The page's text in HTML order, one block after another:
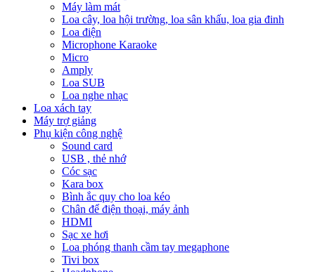
Máy làm mát
Loa cây, loa hội trường, loa sân khấu, loa gia đinh
Loa điện
Microphone Karaoke
Micro
Amply
Loa SUB
Loa nghe nhạc
Loa xách tay
Máy trợ giảng
Phụ kiện công nghệ
Sound card
USB , thẻ nhớ
Cóc sạc
Kara box
Bình ắc quy cho loa kéo
Chân để điện thoại, máy ảnh
HDMI
Sạc xe hơi
Loa phóng thanh cầm tay megaphone
Tivi box